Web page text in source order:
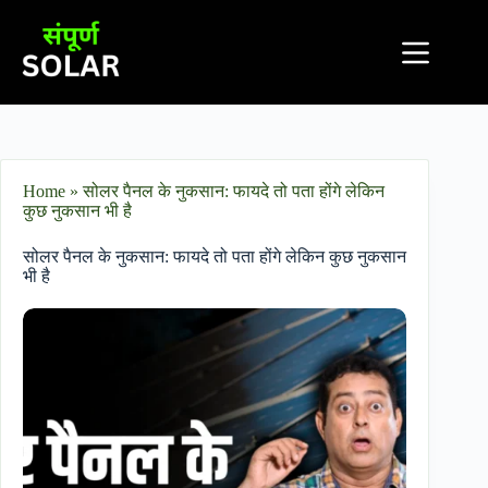
Home »सोलर पैनल के नुकसान: फायदे तो पता होंगे लेकिन
कुछ नुकसान भी है
सोलर पैनल के नुकसान: फायदे तो पता होंगे लेकिन कुछ नुकसान
भी है